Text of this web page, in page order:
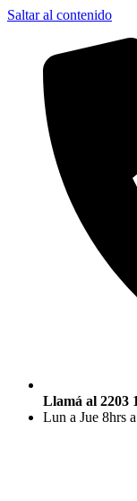
Saltar al contenido
Llamá al 2203
Lun a Jue 8hrs